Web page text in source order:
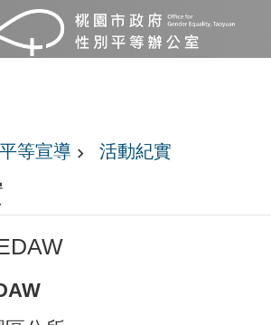
等宣導 活動紀實